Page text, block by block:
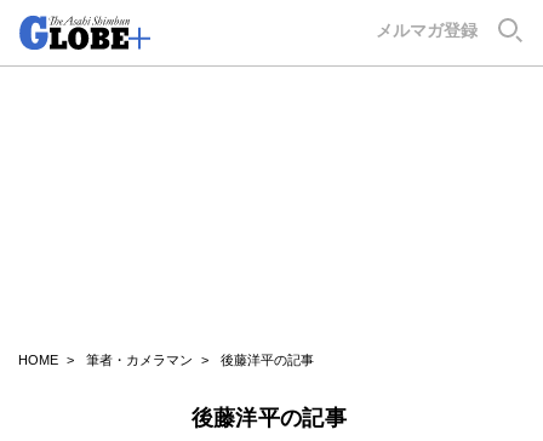
メルマガ登録
HOME 筆者・カメラマン 後藤洋平の記事
後藤洋平の記事